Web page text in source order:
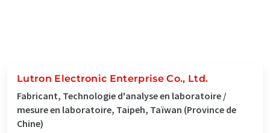
Lutron Electronic Enterprise Co., Ltd.
Fabricant, Technologie d'analyse en laboratoire /
mesure en laboratoire, Taipeh, Taïwan (Province de
Chine)